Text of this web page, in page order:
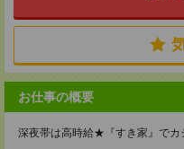
お仕事の概要
深夜帯は高時給★『すき家』でカ